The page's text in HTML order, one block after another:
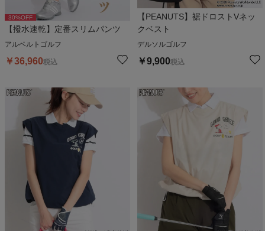
30%OFF
【撥水速乾】定番スリムパンツ
アルベルトゴルフ
￥36,960税込
【PEANUTS】裾ドロストVネッ
クベスト
デルソルゴルフ
￥9,900税込